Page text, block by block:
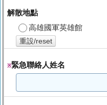
解散地點
高雄國軍英雄館
重設/reset
※緊急聯絡人姓名